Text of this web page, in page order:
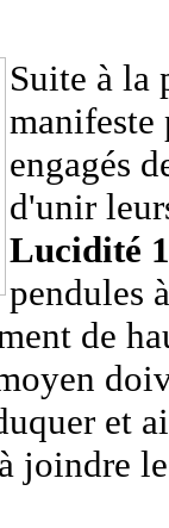
Suite à la
manifeste
engagés
d'unir
Lucidité
pendules
de
et
joindre